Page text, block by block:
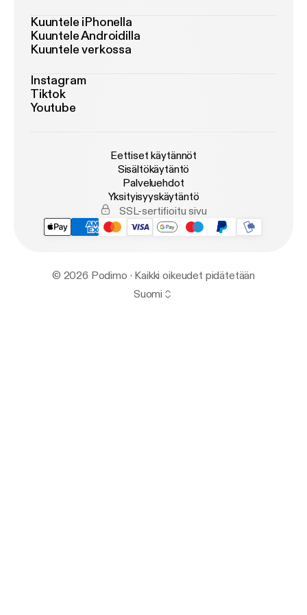
Kuuntele iPhonella
Kuuntele Androidilla
Kuuntele verkossa
Instagram
Tiktok
Youtube
Eettiset käytännöt
Sisältökäytäntö
Palveluehdot
Yksityisyyskäytäntö
SSL-sertifioitu sivu
© 2026 Podimo · Kaikki oikeudet pidätetään
Suomi